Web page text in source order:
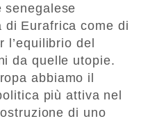
senegalese
di Eurafrica come di
l’equilibrio del
da quelle utopie.
abbiamo il
più attiva nel
di uno